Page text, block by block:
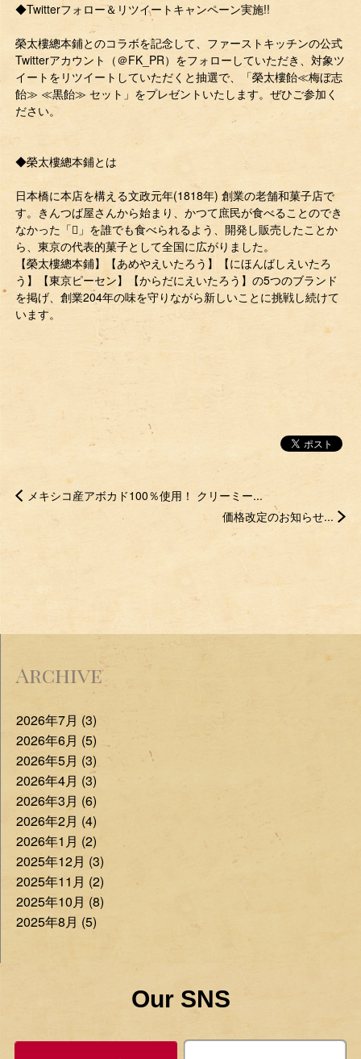
◆Twitterフォロー＆リツイートキャンペーン実施!!
榮太樓總本鋪とのコラボを記念して、ファーストキッチンの公式
Twitterアカウント（＠FK_PR）をフォローしていただき、対象ツ
イートをリツイートしていただくと抽選で、「榮太樓飴≪梅ぼ志
飴≫ ≪黒飴≫ セット」をプレゼントいたします。ぜひご参加く
ださい。
◆榮太樓總本鋪とは
日本橋に本店を構える文政元年(1818年) 創業の老舗和菓子店で
す。きんつば屋さんから始まり、かつて庶民が食べることのでき
なかった「􁎪」を誰でも食べられるよう、開発し販売したことか
ら、東京の代表的菓子として全国に広がりました。
【榮太樓總本鋪】【あめやえいたろう】【にほんばしえいたろ
う】【東京ピーセン】【からだにえいたろう】の5つのブランド
を掲げ、創業204年の味を守りながら新しいことに挑戦し続けて
います。
メキシコ産アボカド100％使用！ クリーミー...
価格改定のお知らせ...
Archive
2026年7月 (3)
2026年6月 (5)
2026年5月 (3)
2026年4月 (3)
2026年3月 (6)
2026年2月 (4)
2026年1月 (2)
2025年12月 (3)
2025年11月 (2)
2025年10月 (8)
2025年8月 (5)
Our SNS